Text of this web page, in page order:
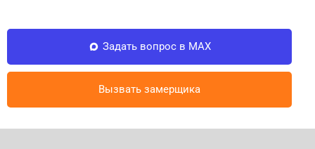
Задать вопрос в MAX
Вызвать замерщика